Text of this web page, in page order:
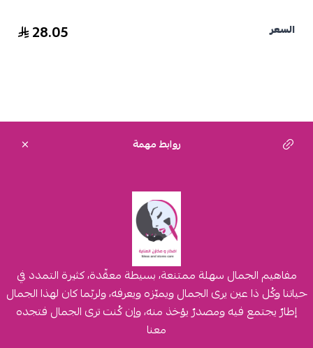
السعر 28.05
روابط مهمة
مفاهيم الجمال سهلة ممتنعة، بسيطة معقّدة، كثيرة التمدد في
حياتنا وكُل ذا عين يرى الجمال ويميّزه ويعرفه، ولربّما كان لهذا الجمال
إطارٌ يجتمع فيه ومصدرٌ يؤخذ منه، وإن كُنت ترى الجمال فتجده
معنا